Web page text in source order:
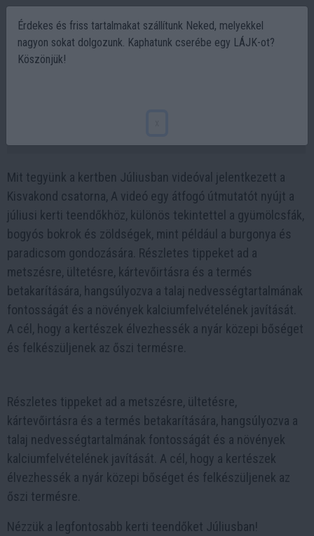
Mit tegyünk a kertben Júliusban videóval jelentkezett a
Kisvakond csatorna, A videó egy átfogó útmutatót nyújt a
júliusi kerti teendőkhöz, különös tekintettel a gyümölcsfák,
bogyós bokrok és zöldségek, mint például a burgonya és
paradicsom gondozására. Részletes tippeket ad a
metszésre, ültetésre, kártevőirtásra és a termés
betakarítására, hangsúlyozva a talaj nedvességtartalmának
fontosságát és a növények kalciumfelvételének javítását.
A cél, hogy a kertészek élvezhessék a nyár közepi bőséget
és felkészüljenek az őszi termésre.
Részletes tippeket ad a metszésre, ültetésre,
kártevőirtásra és a termés betakarítására, hangsúlyozva a
talaj nedvességtartalmának fontosságát és a növények
kalciumfelvételének javítását. A cél, hogy a kertészek
élvezhessék a nyár közepi bőséget és felkészüljenek az
őszi termésre.
Nézzük a legfontosabb kerti teendőket Júliusban!
Érdekes és friss tartalmakat szállítunk Neked, melyekkel
nagyon sokat dolgozunk. Kaphatunk cserébe egy LÁJK-ot?
Köszönjük!